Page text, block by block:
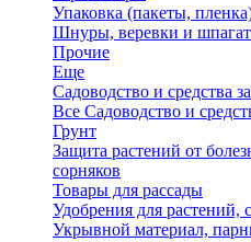
Упаковка (пакеты,
Шнуры, веревки и
Прочие
Еще
Садоводство и средства
Все Садоводство и
Грунт
Защита растений от
сорняков
Товары для рассады
Удобрения для растений,
Укрывной материал,